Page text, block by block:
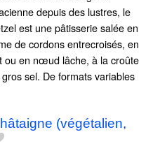
depuis des lustres, le
est une pâtisserie salée en
de cordons entrecroisés, en
ou en nœud lâche, à la croûte
sel. De formats variables
(végétalien,